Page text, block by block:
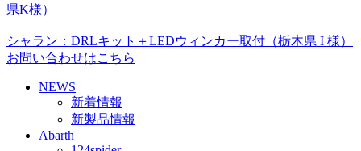
県K様）
シャラン：DRLキット＋LEDウィンカー取付（栃木県 I 様）
お問い合わせはこちら
NEWS
新着情報
新製品情報
Abarth